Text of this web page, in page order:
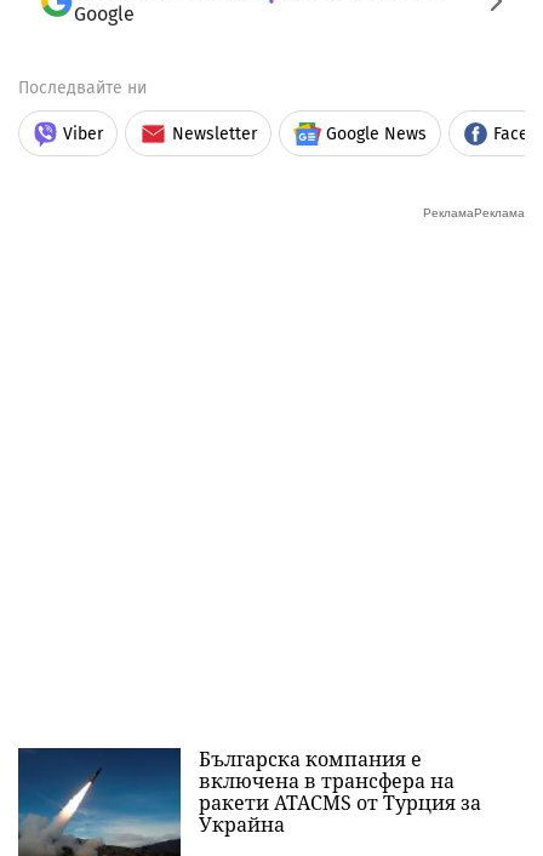
Google
Последвайте ни
Viber Newsletter Google News
Българска компания е
включена в трансфера на
ракети ATACMS от Турция за
Украйна